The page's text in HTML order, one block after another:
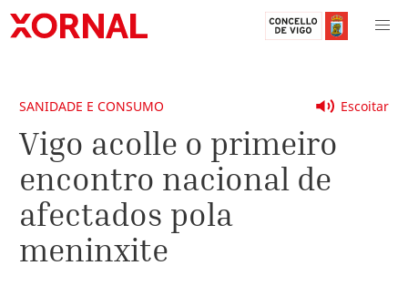
Escoitar
SANIDADE E CONSUMO
Vigo acolle o primeiro
encontro nacional de
afectados pola
meninxite